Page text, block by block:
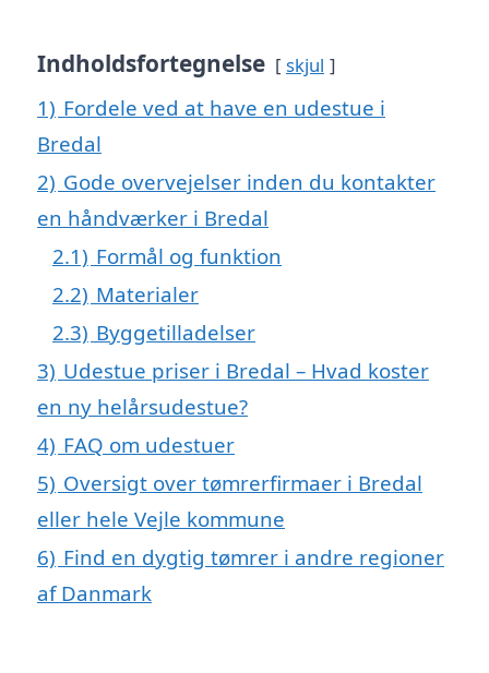
Indholdsfortegnelse skjul
1) Fordele ved at have en udestue i
Bredal
2) Gode overvejelser inden du kontakter
en håndværker i Bredal
2.1) Formål og funktion
2.2) Materialer
2.3) Byggetilladelser
3) Udestue priser i Bredal – Hvad koster
en ny helårsudestue?
4) FAQ om udestuer
5) Oversigt over tømrerfirmaer i Bredal
eller hele Vejle kommune
6) Find en dygtig tømrer i andre regioner
af Danmark